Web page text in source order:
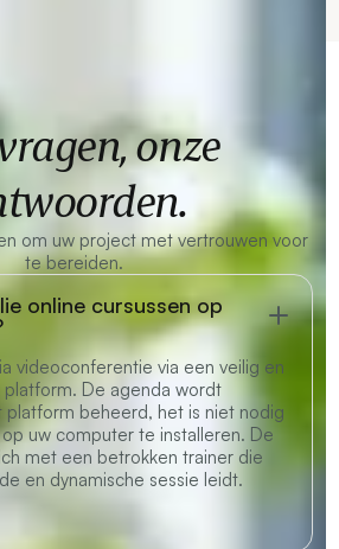
onze
om uw project met vertrouwen voor
te bereiden.
online cursussen op
videoconferentie via een veilig en
platform. De agenda wordt
platform beheerd, het is niet nodig
uw computer te installeren. De
met een betrokken trainer die
en dynamische sessie leidt.